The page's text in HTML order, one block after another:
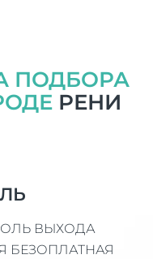
ПОДБОРА
РЕНИ
ВЫХОДА
БЕЗОПЛАТНАЯ